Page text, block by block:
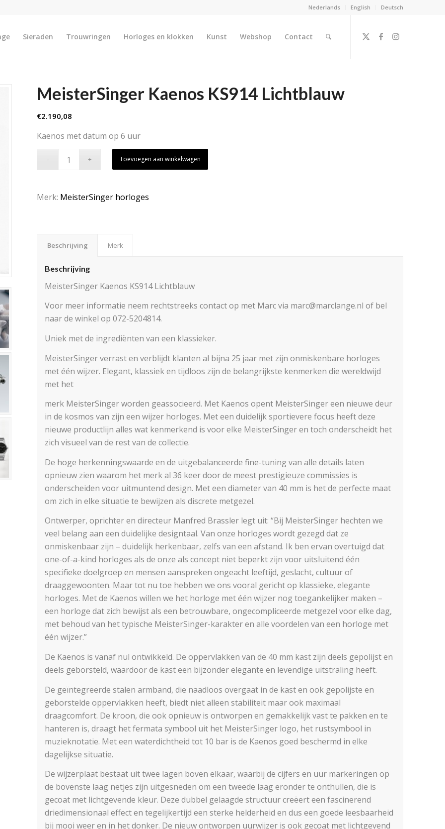
Nederlands English Deutsch
Sieraden Trouwringen Horloges en klokken Kunst Webshop Contact
MeisterSinger Kaenos KS914 Lichtblauw
€2.190,08
Kaenos met datum op 6 uur
Toevoegen aan winkelwagen
Merk: MeisterSinger horloges
Beschrijving Merk
Beschrijving
MeisterSinger Kaenos KS914 Lichtblauw
Voor meer informatie neem rechtstreeks contact op met Marc via marc@marclange.nl of bel
naar de winkel op 072-5204814.
Uniek met de ingrediënten van een klassieker.
MeisterSinger verrast en verblijdt klanten al bijna 25 jaar met zijn onmiskenbare horloges
met één wijzer. Elegant, klassiek en tijdloos zijn de belangrijkste kenmerken die wereldwijd
met het
merk MeisterSinger worden geassocieerd. Met Kaenos opent MeisterSinger een nieuwe deur
in de kosmos van zijn een wijzer horloges. Met een duidelijk sportievere focus heeft deze
nieuwe productlijn alles wat kenmerkend is voor elke MeisterSinger en toch onderscheidt het
zich visueel van de rest van de collectie.
De hoge herkenningswaarde en de uitgebalanceerde fine-tuning van alle details laten
opnieuw zien waarom het merk al 36 keer door de meest prestigieuze commissies is
onderscheiden voor uitmuntend design. Met een diameter van 40 mm is het de perfecte maat
om zich in elke situatie te bewijzen als discrete metgezel.
Ontwerper, oprichter en directeur Manfred Brassler legt uit: “Bij MeisterSinger hechten we
veel belang aan een duidelijke designtaal. Van onze horloges wordt gezegd dat ze
onmiskenbaar zijn – duidelijk herkenbaar, zelfs van een afstand. Ik ben ervan overtuigd dat
one-of-a-kind horloges als de onze als concept niet beperkt zijn voor uitsluitend één
specifieke doelgroep en mensen aanspreken ongeacht leeftijd, geslacht, cultuur of
draaggewoonten. Maar tot nu toe hebben we ons vooral gericht op klassieke, elegante
horloges. Met de Kaenos willen we het horloge met één wijzer nog toegankelijker maken –
een horloge dat zich bewijst als een betrouwbare, ongecompliceerde metgezel voor elke dag,
met behoud van het typische MeisterSinger-karakter en alle voordelen van een horloge met
één wijzer.”
De Kaenos is vanaf nul ontwikkeld. De oppervlakken van de 40 mm kast zijn deels gepolijst en
deels geborsteld, waardoor de kast een bijzonder elegante en levendige uitstraling heeft.
De geïntegreerde stalen armband, die naadloos overgaat in de kast en ook gepolijste en
geborstelde oppervlakken heeft, biedt niet alleen stabiliteit maar ook maximaal
draagcomfort. De kroon, die ook opnieuw is ontworpen en gemakkelijk vast te pakken en te
hanteren is, draagt het fermata symbool uit het MeisterSinger logo, het rustsymbool in
muzieknotatie. Met een waterdichtheid tot 10 bar is de Kaenos goed beschermd in elke
dagelijkse situatie.
De wijzerplaat bestaat uit twee lagen boven elkaar, waarbij de cijfers en uur markeringen op
de bovenste laag netjes zijn uitgesneden om een tweede laag eronder te onthullen, die is
gecoat met lichtgevende kleur. Deze dubbel gelaagde structuur creëert een fascinerend
driedimensionaal effect en tegelijkertijd een sterke helderheid en dus een goede leesbaarheid
bij mooi weer en in het donker. De nieuw ontworpen uurwijzer is ook gecoat met lichtgevend